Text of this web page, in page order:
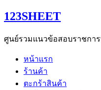
Skip
to
123SHEET
ศูนย์รวมแนวข้อสอบราชกา
หน้าแรก
ร้านค้า
ตะกร้าสินค้า